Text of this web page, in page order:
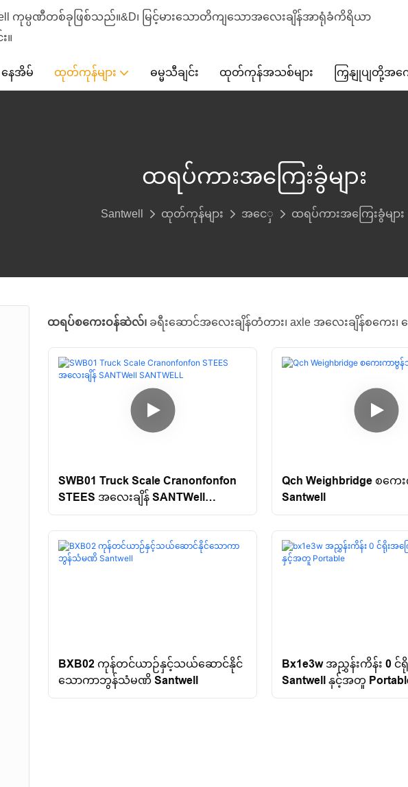
ကုမ္ပဏီတစ်ခုဖြစ်သည်။&D၊ မြင့်မားသောတိကျသောအလေးချိန်အာရုံခံကိရိယာ
။
နေအိမ် ထုတ်ကုန်များ ဓမ္မသီချင်း ထုတ်ကုန်အသစ်များ ကြှနျုပျတို့အကွေ
ထရပ်ကားအကြေးခွံများ
Santwell ထုတ်ကုန်များ အငေှ ထရပ်ကားအကြေးခွံများ
ထရပ်စကေးဝန်ဆဲလ်၊ ခရီးဆောင်အလေးချိန်တံတား၊ axle အလေးချိန်စကေး၊
SWB01 Truck Scale Cranonfonfon
STEES အလေးချိန် SANTWell
SANTWELL
Qch Weighbridge စက
Santwell
BXB02 ကုန်တင်ယာဉ်နှင့်သယ်ဆောင်နိုင်
သောကာဘွန်သံမဏိ Santwell
Bx1e3w အညွှန်းကိန်း 0 င်
Santwell နှင့်အတူ